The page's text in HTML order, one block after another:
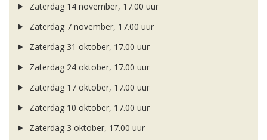
Zaterdag 14 november, 17.00 uur
Zaterdag 7 november, 17.00 uur
Zaterdag 31 oktober, 17.00 uur
Zaterdag 24 oktober, 17.00 uur
Zaterdag 17 oktober, 17.00 uur
Zaterdag 10 oktober, 17.00 uur
Zaterdag 3 oktober, 17.00 uur